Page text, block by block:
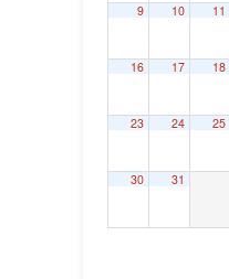
9 10 11
16 17 18
23 24 25
30 31